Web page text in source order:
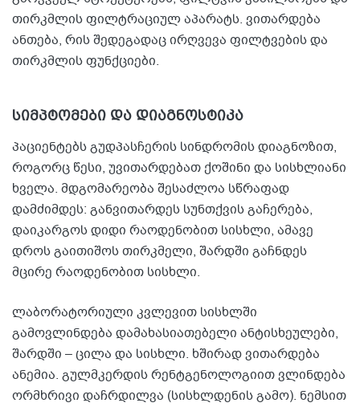
თირკმლის ფილტრაციულ აპარატს. ვითარდება
ანთება, რის შედეგადაც ირღვევა ფილტვების და
თირკმლის ფუნქციები.
სიმპტომები და დიაგნოსტიკა
პაციენტებს გუდპასჩერის სინდრომის დიაგნოზით,
როგორც წესი, უვითარდებათ ქოშინი და სისხლიანი
ხველა. მდგომარეობა შესაძლოა სწრაფად
დამძიმდეს: განვითარდეს სუნთქვის გაჩერება,
დაიკარგოს დიდი რაოდენობით სისხლი, ამავე
დროს გაითიშოს თირკმელი, შარდში გაჩნდეს
მცირე რაოდენობით სისხლი.
ლაბორატორიული კვლევით სისხლში
გამოვლინდება დამახასიათებელი ანტისხეულები,
შარდში – ცილა და სისხლი. ხშირად ვითარდება
ანემია. გულმკერდის რენტგენოლოგიით ვლინდება
ორმხრივი დაჩრდილვა (სისხლდენის გამო). ნემსით